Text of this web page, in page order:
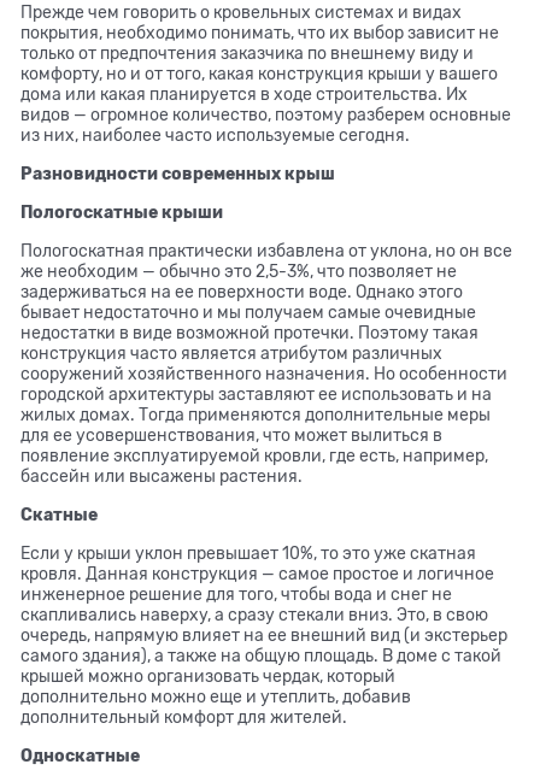
Прежде чем говорить о кровельных системах и видах
покрытия, необходимо понимать, что их выбор зависит не
только от предпочтения заказчика по внешнему виду и
комфорту, но и от того, какая конструкция крыши у вашего
дома или какая планируется в ходе строительства. Их
видов — огромное количество, поэтому разберем основные
из них, наиболее часто используемые сегодня.
Разновидности современных крыш
Пологоскатные крыши
Пологоскатная практически избавлена от уклона, но он все
же необходим — обычно это 2,5-3%, что позволяет не
задерживаться на ее поверхности воде. Однако этого
бывает недостаточно и мы получаем самые очевидные
недостатки в виде возможной протечки. Поэтому такая
конструкция часто является атрибутом различных
сооружений хозяйственного назначения. Но особенности
городской архитектуры заставляют ее использовать и на
жилых домах. Тогда применяются дополнительные меры
для ее усовершенствования, что может вылиться в
появление эксплуатируемой кровли, где есть, например,
бассейн или высажены растения.
Скатные
Если у крыши уклон превышает 10%, то это уже скатная
кровля. Данная конструкция — самое простое и логичное
инженерное решение для того, чтобы вода и снег не
скапливались наверху, а сразу стекали вниз. Это, в свою
очередь, напрямую влияет на ее внешний вид (и экстерьер
самого здания), а также на общую площадь. В доме с такой
крышей можно организовать чердак, который
дополнительно можно еще и утеплить, добавив
дополнительный комфорт для жителей.
Односкатные